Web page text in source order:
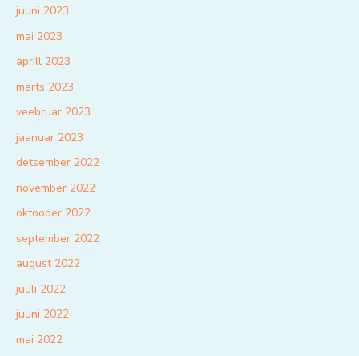
juuni 2023
mai 2023
aprill 2023
märts 2023
veebruar 2023
jaanuar 2023
detsember 2022
november 2022
oktoober 2022
september 2022
august 2022
juuli 2022
juuni 2022
mai 2022